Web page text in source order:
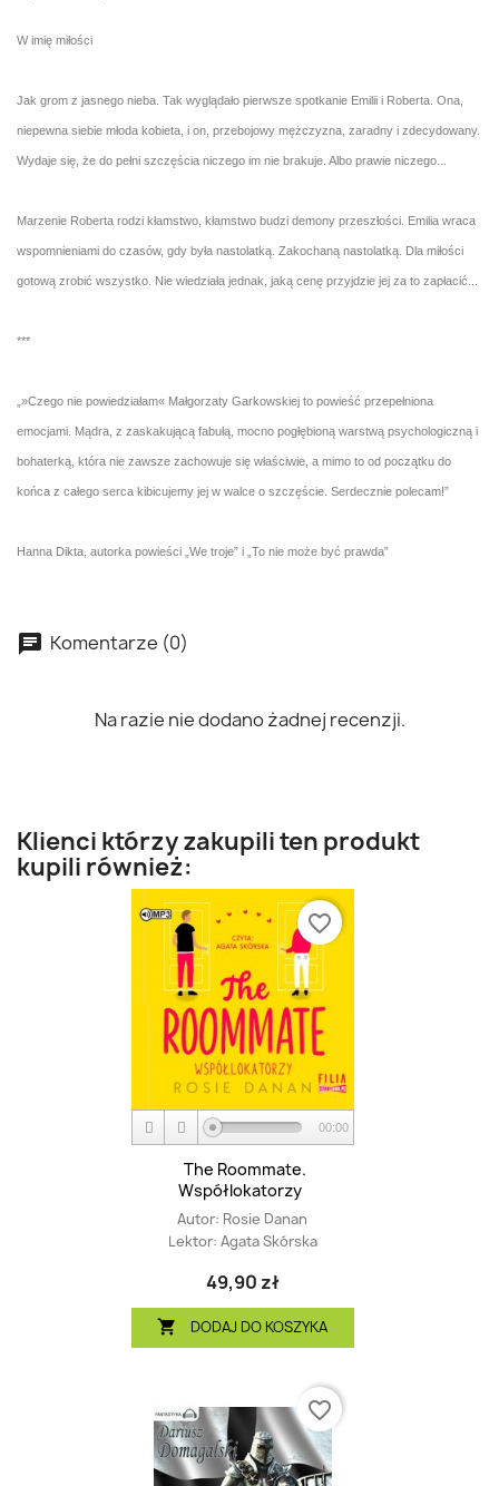
W imię miłości
Jak grom z jasnego nieba. Tak wyglądało pierwsze spotkanie Emilii i Roberta. Ona,
niepewna siebie młoda kobieta, i on, przebojowy mężczyzna, zaradny i zdecydowany.
Wydaje się, że do pełni szczęścia niczego im nie brakuje. Albo prawie niczego...
Marzenie Roberta rodzi kłamstwo, kłamstwo budzi demony przeszłości. Emilia wraca
wspomnieniami do czasów, gdy była nastolatką. Zakochaną nastolatką. Dla miłości
gotową zrobić wszystko. Nie wiedziała jednak, jaką cenę przyjdzie jej za to zapłacić...
***
„»Czego nie powiedziałam« Małgorzaty Garkowskiej to powieść przepełniona
emocjami. Mądra, z zaskakującą fabułą, mocno pogłębioną warstwą psychologiczną i
bohaterką, która nie zawsze zachowuje się właściwie, a mimo to od początku do
końca z całego serca kibicujemy jej w walce o szczęście. Serdecznie polecam!”
Hanna Dikta, autorka powieści „We troje” i „To nie może być prawda”
Komentarze (0)
Na razie nie dodano żadnej recenzji.
Klienci którzy zakupili ten produkt
kupili również:
00:00
The Roommate.
Współlokatorzy
Autor: Rosie Danan
Lektor: Agata Skórska
49,90 zł
 DODAJ DO KOSZYKA
favorite_border
favorite_border